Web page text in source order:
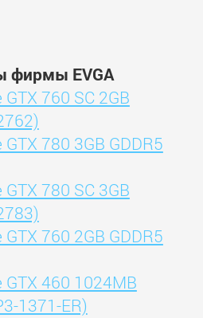
фирмы EVGA
GTX 760 SC 2GB
GTX 780 3GB GDDR5
GTX 780 SC 3GB
GTX 760 2GB GDDR5
GTX 460 1024MB
1371-ER)